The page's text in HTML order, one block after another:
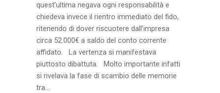
quest’ultima negava ogni responsabilità e
chiedeva invece il rientro immediato del fido,
ritenendo di dover riscuotere dall’impresa
circa 52.000€ a saldo del conto corrente
affidato. La vertenza si manifestava
piuttosto dibattuta. Molto importante infatti
si rivelava la fase di scambio delle memorie
tra...